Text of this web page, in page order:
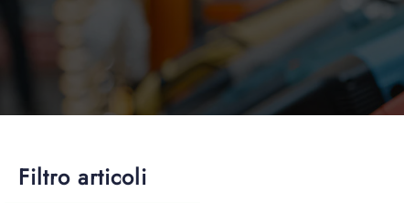
Filtro articoli